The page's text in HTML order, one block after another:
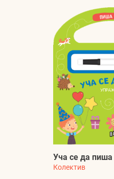
Уча се да пиша
Колектив